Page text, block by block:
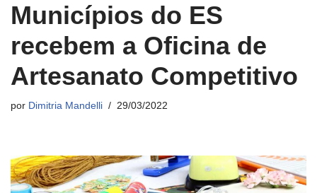
Municípios do ES
recebem a Oficina de
Artesanato Competitivo
por Dimitria Mandelli 29/03/2022